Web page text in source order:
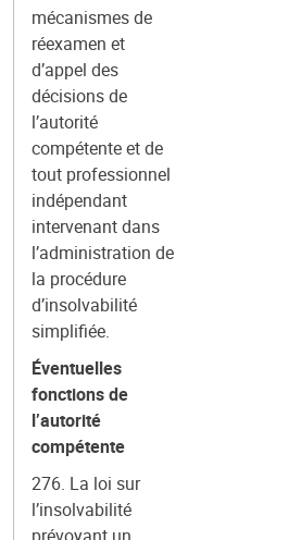
mécanismes de
réexamen et
d’appel des
décisions de
l’autorité
compétente et de
tout professionnel
indépendant
intervenant dans
l’administration de
la procédure
d’insolvabilité
simplifiée.
Éventuelles
fonctions de
l’autorité
compétente
276. La loi sur
l’insolvabilité